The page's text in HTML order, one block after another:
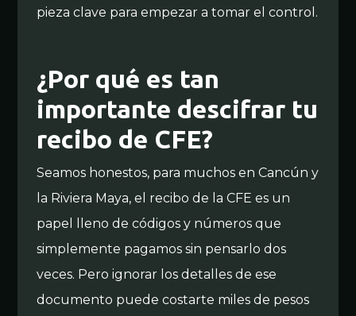
pieza clave para empezar a tomar el control.
¿Por qué es tan
importante descifrar tu
recibo de CFE?
Seamos honestos, para muchos en Cancún y
la Riviera Maya, el recibo de la CFE es un
papel lleno de códigos y números que
simplemente pagamos sin pensarlo dos
veces. Pero ignorar los detalles de ese
documento puede costarte miles de pesos